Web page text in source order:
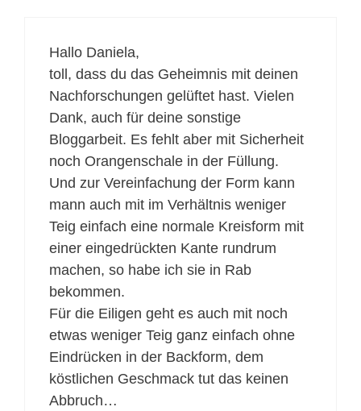
Hallo Daniela,
toll, dass du das Geheimnis mit deinen
Nachforschungen gelüftet hast. Vielen
Dank, auch für deine sonstige
Bloggarbeit. Es fehlt aber mit Sicherheit
noch Orangenschale in der Füllung.
Und zur Vereinfachung der Form kann
mann auch mit im Verhältnis weniger
Teig einfach eine normale Kreisform mit
einer eingedrückten Kante rundrum
machen, so habe ich sie in Rab
bekommen.
Für die Eiligen geht es auch mit noch
etwas weniger Teig ganz einfach ohne
Eindrücken in der Backform, dem
köstlichen Geschmack tut das keinen
Abbruch…